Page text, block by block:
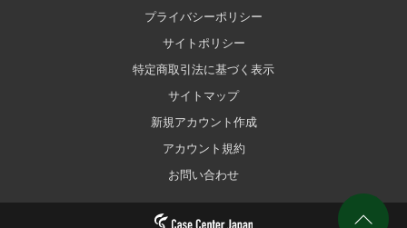
プライバシーポリシー
サイトポリシー
特定商取引法に基づく表示
サイトマップ
新規アカウント作成
アカウント規約
お問い合わせ